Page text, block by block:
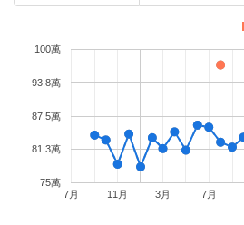
7月 11月 3月 7月
75萬
81.3萬
87.5萬
93.8萬
100萬